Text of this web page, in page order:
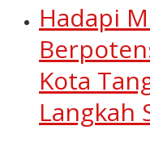
Hadapi
Kota
Langkah